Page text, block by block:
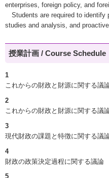
enterprises, foreign policy, and
Students are required to identify
studies and analysis, and
授業計画 / Course Schedule
1
これからの財政と財源に関する議論
2
これからの財政と財源に関する議論
3
現代財政の課題と特徴に関する議
4
財政の政策決定過程に関する議論
5